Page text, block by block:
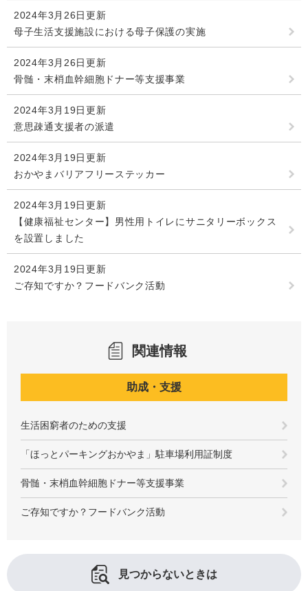
2024年3月26日更新
母子生活支援施設における母子保護の実施
2024年3月26日更新
骨髄・末梢血幹細胞ドナー等支援事業
2024年3月19日更新
意思疎通支援者の派遣
2024年3月19日更新
おかやまバリアフリーステッカー
2024年3月19日更新
【健康福祉センター】男性用トイレにサニタリーボックス
を設置しました
2024年3月19日更新
ご存知ですか？フードバンク活動
関連情報
助成・支援
生活困窮者のための支援
「ほっとパーキングおかやま」駐車場利用証制度
骨髄・末梢血幹細胞ドナー等支援事業
ご存知ですか？フードバンク活動
見つからないときは